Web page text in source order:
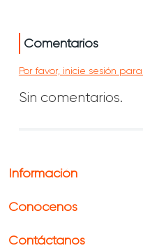
Comentarios
Por favor, inicie sesión
Sin comentarios.
Información
Conócenos
Contáctanos